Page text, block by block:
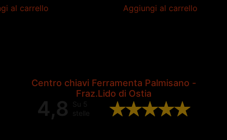
al carrello Aggiungi al carrello
Centro chiavi Ferramenta Palmisano -
Fraz.Lido di Ostia
4,8
Su 5
stelle